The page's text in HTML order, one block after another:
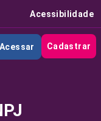
Acessibilidade
Acessar Cadastrar